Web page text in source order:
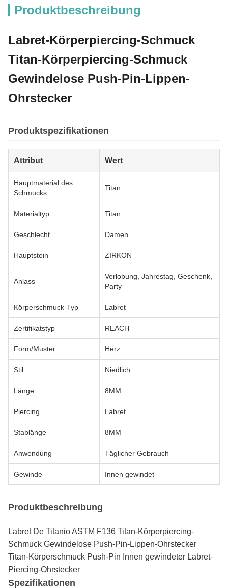
Produktbeschreibung
Labret-Körperpiercing-Schmuck
Titan-Körperpiercing-Schmuck
Gewindelose Push-Pin-Lippen-
Ohrstecker
Produktspezifikationen
Attribut Wert
Hauptmaterial des
Schmucks
Titan
Materialtyp Titan
Geschlecht Damen
Hauptstein ZIRKON
Anlass
Verlobung, Jahrestag, Geschenk,
Party
Körperschmuck-Typ Labret
Zertifikatstyp REACH
Form/Muster Herz
Stil Niedlich
Länge 8MM
Piercing Labret
Stablänge 8MM
Anwendung Täglicher Gebrauch
Gewinde Innen gewindet
Produktbeschreibung
Labret De Titanio ASTM F136 Titan-Körperpiercing-
Schmuck Gewindelose Push-Pin-Lippen-Ohrstecker
Titan-Körperschmuck Push-Pin Innen gewindeter Labret-
Piercing-Ohrstecker
Spezifikationen